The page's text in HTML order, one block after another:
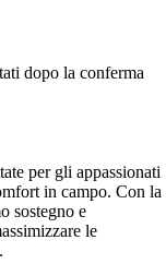
dopo la conferma
per gli appassionati
in campo. Con la
sostegno e
le